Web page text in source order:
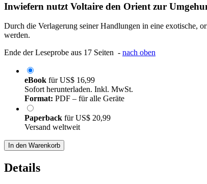
Inwiefern nutzt Voltaire den Orient zur
Durch die Verlagerung seiner Handlungen in eine exotische,
werden.
Ende der Leseprobe aus 17 Seiten - nach oben
eBook fürUS$ 16,99
Sofort herunterladen. Inkl. MwSt.
Format: PDF – für alle Geräte
Paperback fürUS$ 20,99
Versand weltweit
In den Warenkorb
Details